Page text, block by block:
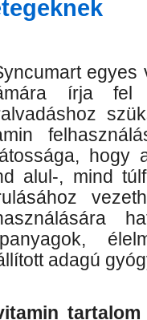
egyes
írja
hogy
alul-, mind
adagú